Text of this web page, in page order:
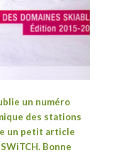
un numéro
des stations
un petit article
Bonne